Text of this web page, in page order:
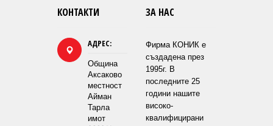
КОНТАКТИ
АДРЕС:
Община
Аксаково
местност
Айман
Тарла
имот
ЗА НАС
Фирма КОНИК е
създадена през
1995г. В
последните 25
години нашите
високо-
квалифицирани